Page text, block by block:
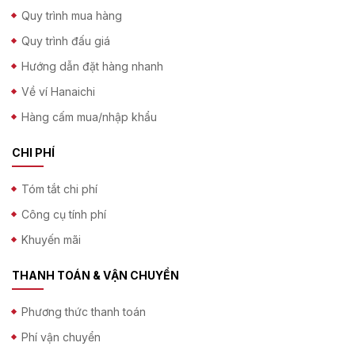
Quy trình mua hàng
Quy trình đấu giá
Hướng dẫn đặt hàng nhanh
Về ví Hanaichi
Hàng cấm mua/nhập khẩu
CHI PHÍ
Tóm tắt chi phí
Công cụ tính phí
Khuyến mãi
THANH TOÁN & VẬN CHUYỂN
Phương thức thanh toán
Phí vận chuyển